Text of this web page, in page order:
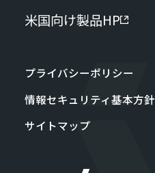
米国向け製品HP
プライバシーポリシー
情報セキュリティ基本方針
サイトマップ